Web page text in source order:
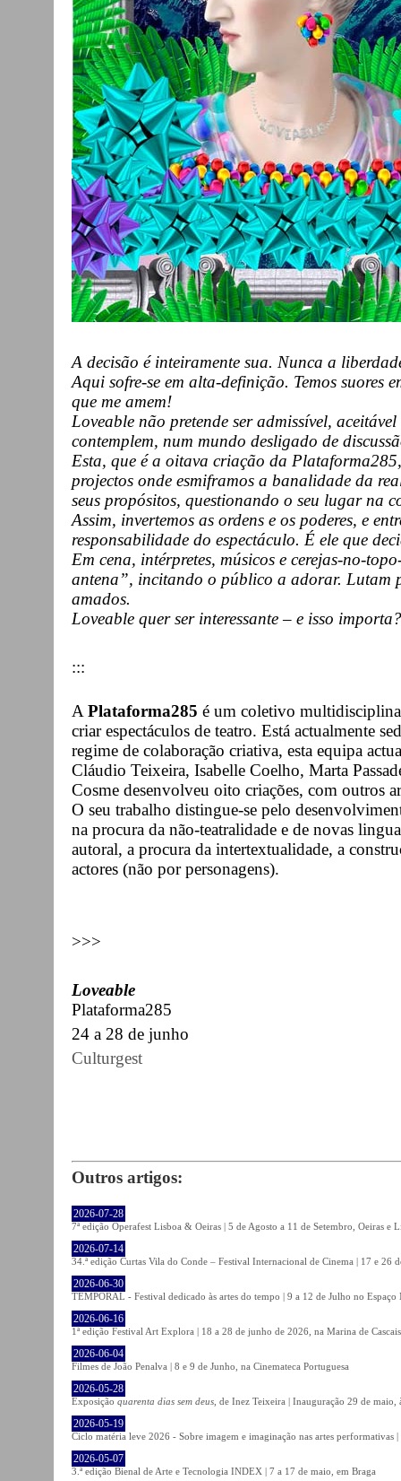
A decisão é inteiramente sua. Nunca a
Aqui sofre-se em alta-definição. Temos suores
que me amem!
Loveable não pretende ser admissível,
contemplem, num mundo desligado de
Esta, que é a oitava criação da
projectos onde esmiframos a banalidade da
seus propósitos, questionando o seu lugar na
Assim, invertemos as ordens e os poderes, e
responsabilidade do espectáculo. É ele que
Em cena, intérpretes, músicos e cerejas-no-
antena”, incitando o público a adorar. Lutam
amados.
Loveable quer ser interessante – e isso importa?
:::
A Plataforma285 é um coletivo
criar espectáculos de teatro. Está actualmente
regime de colaboração criativa, esta equipa
Cláudio Teixeira, Isabelle Coelho, Marta
Cosme desenvolveu oito criações, com outros
O seu trabalho distingue-se pelo
na procura da não-teatralidade e de novas
autoral, a procura da intertextualidade, a
actores (não por personagens).
>>>
Loveable
Plataforma285
24 a 28 de junho
Culturgest
Outros artigos:
2026-07-28
7ª edição Operafest Lisboa & Oeiras | 5 de Agosto a 11 de Setembro, Oeiras e
2026-07-14
34.ª edição Curtas Vila do Conde – Festival Internacional de Cinema | 17 e 26
2026-06-30
TEMPORAL - Festival dedicado às artes do tempo | 9 a 12 de Julho no
2026-06-16
1ª edição Festival Art Explora | 18 a 28 de junho de 2026, na Marina de Cascais
2026-06-04
Filmes de João Penalva | 8 e 9 de Junho, na Cinemateca Portuguesa
2026-05-28
Exposição quarenta dias sem deus , de Inez Teixeira | Inauguração 29 de
2026-05-19
Ciclo matéria leve 2026 - Sobre imagem e imaginação nas artes
2026-05-07
3.ª edição Bienal de Arte e Tecnologia INDEX | 7 a 17 de maio, em Braga